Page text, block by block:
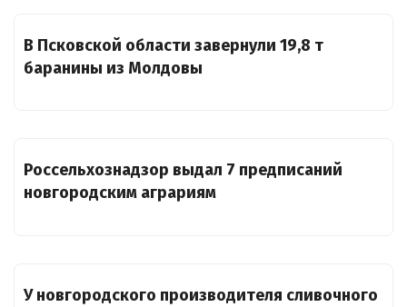
В Псковской области завернули 19,8 т
баранины из Молдовы
Россельхознадзор выдал 7 предписаний
новгородским аграриям
У новгородского производителя сливочного